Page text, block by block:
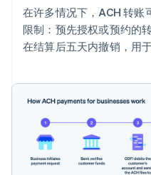
在许多情况下，ACH 转账
限制：预先授权或预约的
在结算后五天内撤销，用